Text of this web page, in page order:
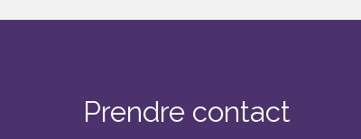
Prendre contact